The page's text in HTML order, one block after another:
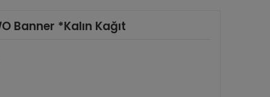
Banner *Kalın Kağıt